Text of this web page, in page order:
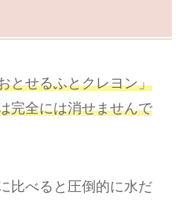
とせるふとクレヨン」
完全には消せませんで
比べると圧倒的に水だ